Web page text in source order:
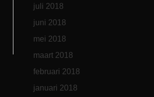
juli 2018
juni 2018
mei 2018
maart 2018
februari 2018
januari 2018